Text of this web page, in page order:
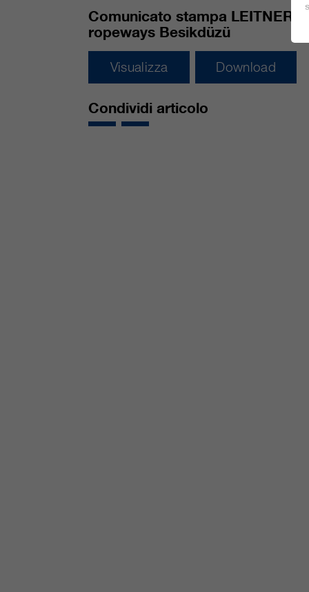
Comunicato stampa LEITNER
ropeways Besikdüzü
Visualizza Download
Condividi articolo